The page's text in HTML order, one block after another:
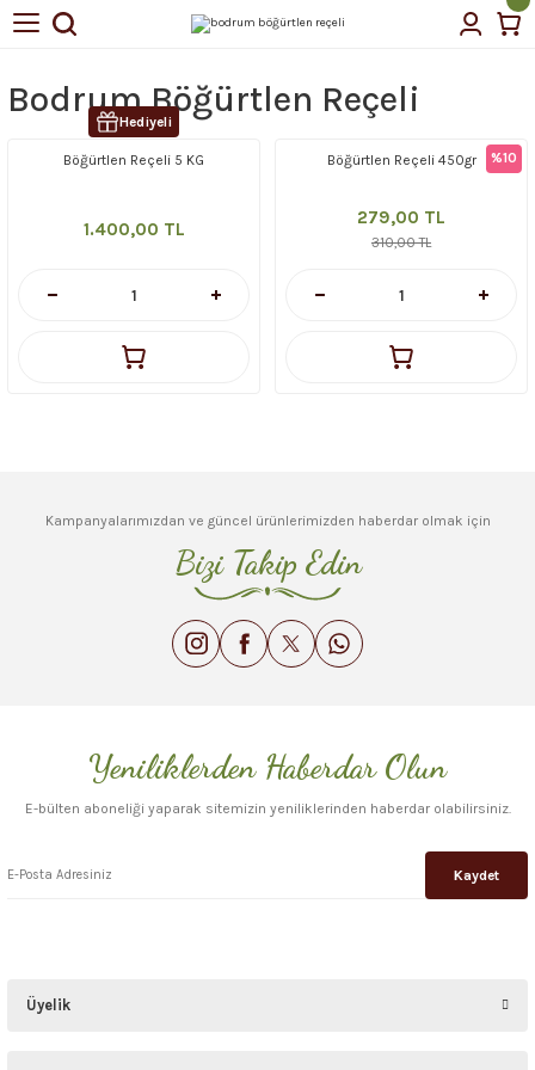
Geri Dön
Geri Dön
Yağı
Bodrum Böğürtlen Reçeli
Hediyeli
Böğürtlen Reçeli 5 KG
1.400,00 TL
%10
Böğürtlen Reçeli 450gr
279,00 TL
310,00 TL
Kampanyalarımızdan ve güncel ürünlerimizden haberdar olmak için
Bizi Takip Edin
Yeniliklerden Haberdar Olun
E-bülten aboneliği yaparak sitemizin yeniliklerinden haberdar olabilirsiniz.
Kaydet
Üyelik